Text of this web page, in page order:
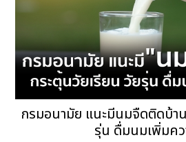
กรมอนามัย แนะมีนมจืดติดบ้า
รุ่น ดื่มนมเพิ่มค